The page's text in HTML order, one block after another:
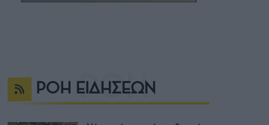
ΡΟΗ ΕΙΔΗΣΕΩΝ